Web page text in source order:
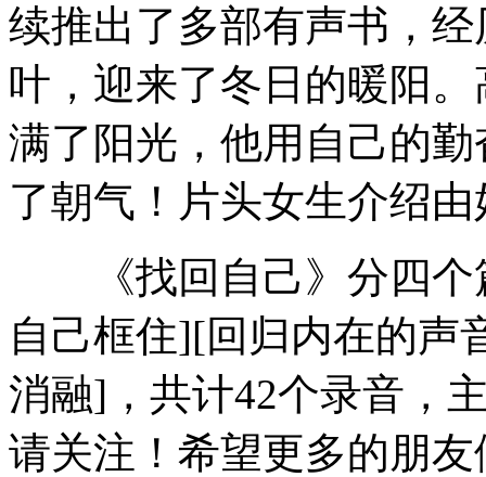
续推出了多部有声书，
叶，迎来了冬日的暖阳
满了阳光，他用自己的
了朝气！片头女生介绍
《找回自己》分四个
自己框住][回归内在的声
消融]，共计42个录音，
请关注！希望更多的朋